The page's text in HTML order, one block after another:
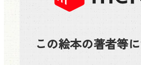
この絵本の著者等